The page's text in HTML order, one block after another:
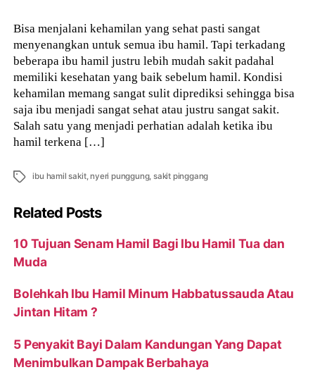
Bisa menjalani kehamilan yang sehat pasti sangat
menyenangkan untuk semua ibu hamil. Tapi terkadang
beberapa ibu hamil justru lebih mudah sakit padahal
memiliki kesehatan yang baik sebelum hamil. Kondisi
kehamilan memang sangat sulit diprediksi sehingga bisa
saja ibu menjadi sangat sehat atau justru sangat sakit.
Salah satu yang menjadi perhatian adalah ketika ibu
hamil terkena […]
Tags ibu hamil sakit,nyeri punggung, sakit pinggang
Related Posts
10 Tujuan Senam Hamil Bagi Ibu Hamil Tua dan
Muda
Bolehkah Ibu Hamil Minum Habbatussauda Atau
Jintan Hitam ?
5 Penyakit Bayi Dalam Kandungan Yang Dapat
Menimbulkan Dampak Berbahaya